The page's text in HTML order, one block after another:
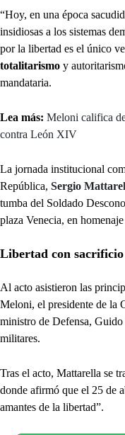
“Hoy, en una época
insidiosas a los sistemas
por la libertad es el único
totalitarismo y
mandataria.
Lea más: Meloni califica
contra León XIV
La jornada institucional
República, Sergio
tumba del Soldado
plaza Venecia, en
Libertad con sacrificio
Al acto asistieron las
Meloni, el presidente de la
ministro de Defensa,
militares.
Tras el acto, Mattarella se
donde afirmó que el 25 de
amantes de la libertad”.